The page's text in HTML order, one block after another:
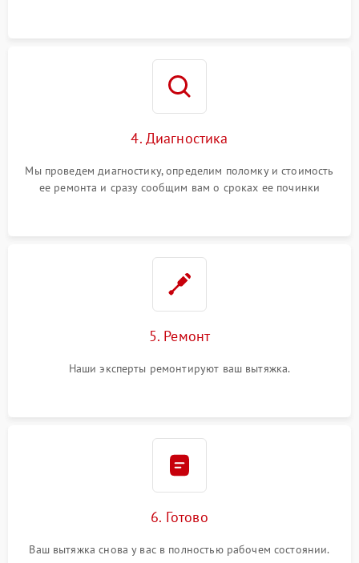
4. Диагностика
Мы проведем диагностику, определим поломку и стоимость
ее ремонта и сразу сообщим вам о сроках ее починки
5. Ремонт
Наши эксперты ремонтируют ваш вытяжка.
6. Готово
Ваш вытяжка снова у вас в полностью рабочем состоянии.